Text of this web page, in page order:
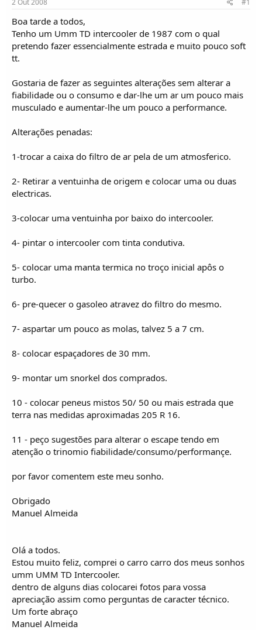
o
r
e
T
i
c
s
o
Boa tarde a todos,
Tenho um Umm TD intercooler de 1987 com o qual
pretendo fazer essencialmente estrada e muito pouco soft
tt.
Gostaria de fazer as seguintes alterações sem alterar a
fiabilidade ou o consumo e dar-lhe um ar um pouco mais
musculado e aumentar-lhe um pouco a performance.
Alterações penadas:
1-trocar a caixa do filtro de ar pela de um atmosferico.
2- Retirar a ventuinha de origem e colocar uma ou duas
electricas.
3-colocar uma ventuinha por baixo do intercooler.
4- pintar o intercooler com tinta condutiva.
5- colocar uma manta termica no troço inicial apôs o
turbo.
6- pre-quecer o gasoleo atravez do filtro do mesmo.
7- aspartar um pouco as molas, talvez 5 a 7 cm.
8- colocar espaçadores de 30 mm.
9- montar um snorkel dos comprados.
10 - colocar peneus mistos 50/ 50 ou mais estrada que
terra nas medidas aproximadas 205 R 16.
11 - peço sugestões para alterar o escape tendo em
atenção o trinomio fiabilidade/consumo/performançe.
por favor comentem este meu sonho.
Obrigado
Manuel Almeida
Olá a todos.
Estou muito feliz, comprei o carro carro dos meus sonhos
umm UMM TD Intercooler.
dentro de alguns dias colocarei fotos para vossa
apreciação assim como perguntas de caracter técnico.
Um forte abraço
Manuel Almeida